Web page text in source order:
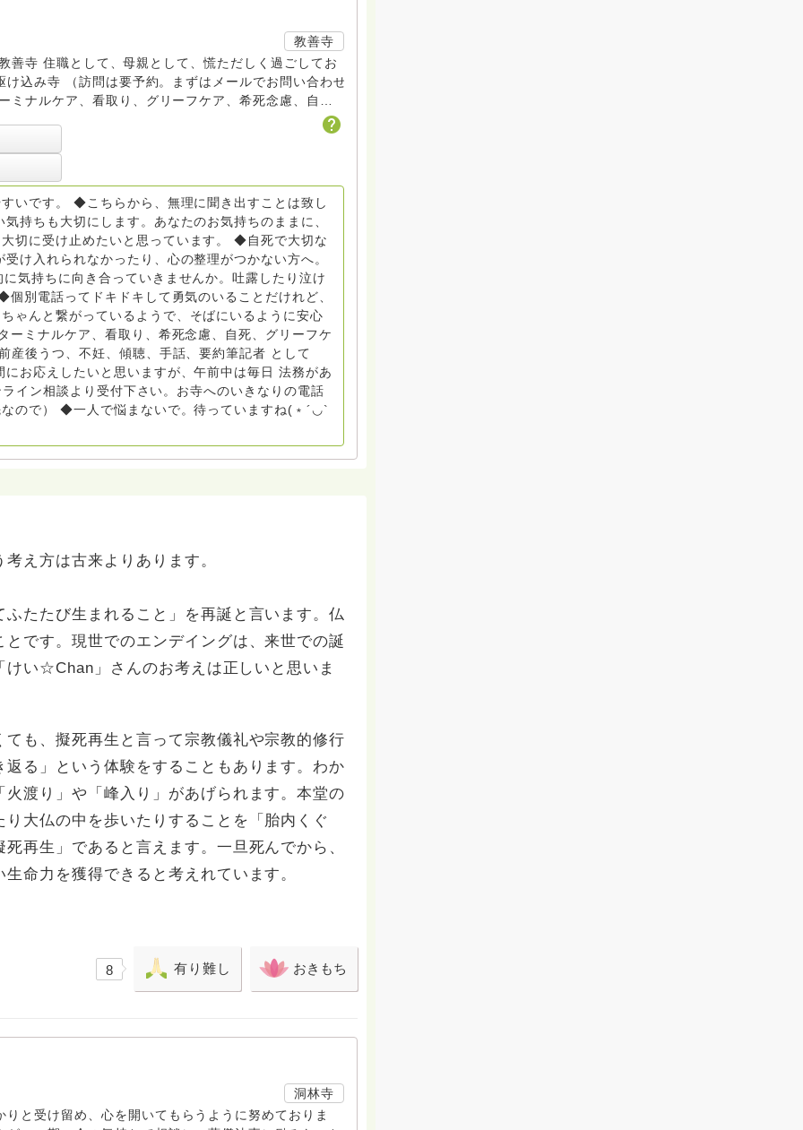
教善寺
善寺 住職として、母親として、慌ただしく過ごしてお
中学校支援員としても、ケアサポートをしています。
』理事長 【ともしび遺族会】運営 毎月 第１金・昼夜
◆GEはしもとサ
自分らしく生きることができる社会をめざして）
主任として勤めた経験も生かしつつ、お話できること
寺お問い合わせは⬇️こちらから
ません。お礼回答がある方を優先しています。 懇志応
けておりません。また夜中や早朝の電話もご遠慮くだ
いです。 ◆こちらから、無理に聞き出すことは致し
持ちも大切にします。あなたのお気持ちのままに、
切に受け止めたいと思っています。 ◆自死で大切な
け入れられなかったり、心の整理がつかない方へ。
気持ちに向き合っていきませんか。吐露したり泣け
別電話ってドキドキして勇気のいることだけれど、
ゃんと繋がっているようで、そばにいるように安心
ミナルケア、看取り、希死念慮、自死、グリーフケ
産後うつ、不妊、傾聴、手話、要約筆記者 として
お応えしたいと思いますが、午前中は毎日 法務があ
イン相談より受付下さい。お寺へのいきなりの電話
ので） ◆一人で悩まないで。待っていますね(﹡´◡`
え方は古来よりあります。
ふたたび生まれること」を再誕と言います。仏
です。現世でのエンデイングは、来世での誕
い☆Chan」さんのお考えは正しいと思いま
も、擬死再生と言って宗教儀礼や宗教的修行
る」という体験をすることもあります。わか
火渡り」や「峰入り」があげられます。本堂の
大仏の中を歩いたりすることを「胎内くぐ
再生」であると言えます。一旦死んでから、
命力を獲得できると考えれています。
8 有り難し おきもち
洞林寺
と受け留め、心を開いてもらうように努めておりま